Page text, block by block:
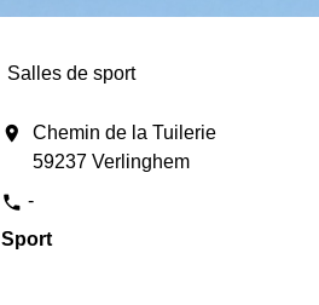
Salles de sport
location_on
Chemin de la Tuilerie
59237 Verlinghem
phone -
Sport